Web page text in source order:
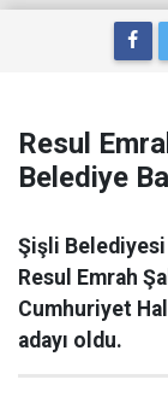
Resul
Belediye
Şişli Belediyesi
Resul Emrah
Cumhuriyet
adayı oldu.